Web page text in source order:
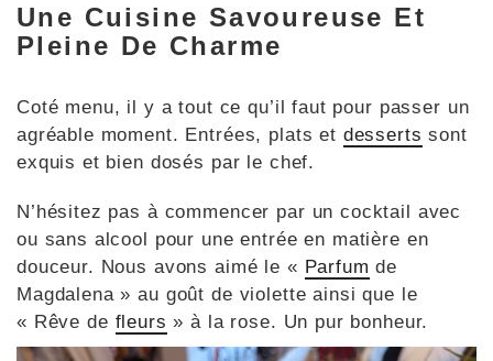
Une Cuisine Savoureuse Et
Pleine De Charme
Coté menu, il y a tout ce qu’il faut pour passer un
agréable moment. Entrées, plats et desserts sont
exquis et bien dosés par le chef.
N’hésitez pas à commencer par un cocktail avec
ou sans alcool pour une entrée en matière en
douceur. Nous avons aimé le « Parfum de
Magdalena » au goût de violette ainsi que le
« Rêve de fleurs » à la rose. Un pur bonheur.